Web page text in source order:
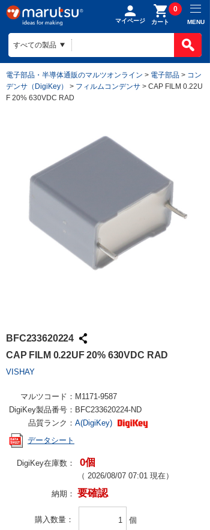
マイページ カート
0
MENU
電子部品・半導体通販のマルツオンライン > 電子部品 > コン
デンサ（DigiKey）
> フィルムコンデンサ > CAP FILM 0.22U
F 20% 630VDC RAD
BFC233620224
CAP FILM 0.22UF 20% 630VDC RAD
VISHAY
マルツコード： M1171-9587
DigiKey製品番号： BFC233620224-ND
品質ランク： A(DigiKey)
データシート
DigiKey在庫数： 0個
（ 2026/08/07 07:01 現在）
納期： 要確認
購入数量 個